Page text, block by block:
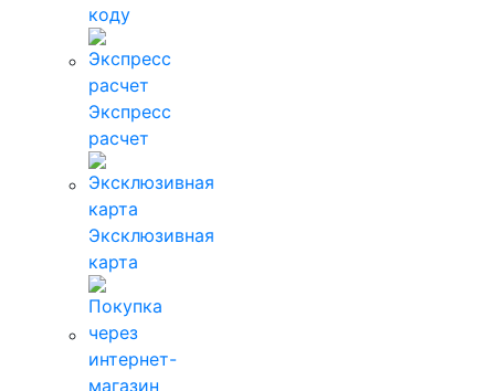
коду
Экспресс
расчет
Эксклюзивная
карта